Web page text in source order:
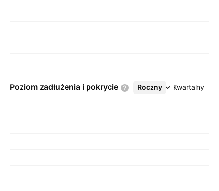
Poziom zadłużenia i pokrycie Roczny Kwartalny
Więcej